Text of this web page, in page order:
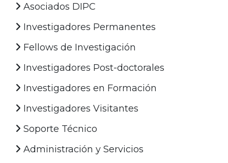
Asociados DIPC
Investigadores Permanentes
Fellows de Investigación
Investigadores Post-doctorales
Investigadores en Formación
Investigadores Visitantes
Soporte Técnico
Administración y Servicios